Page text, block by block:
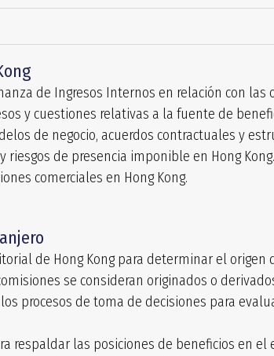
de Ingresos Internos en relación con las
y cuestiones relativas a la fuente de
de negocio, acuerdos contractuales y
de presencia imponible en Hong Kong.
comerciales en Hong Kong.
de Hong Kong para determinar el origen
se consideran originados o
procesos de toma de decisiones para
respaldar las posiciones de beneficios en el